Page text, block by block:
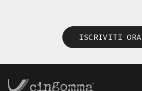
ISCRIVITI ORA